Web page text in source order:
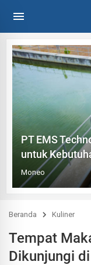
PT EMS
untuk
Moneo
Beranda Kuliner
Tempat
Dikunjungi